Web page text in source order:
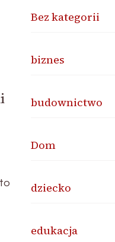
Bez kategorii
biznes
budownictwo
Dom
dziecko
edukacja